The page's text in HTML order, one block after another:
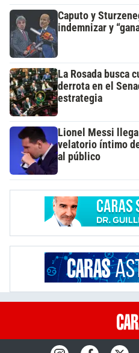
Caputo y
indemnizar y
La Rosada busca
derrota en el
estrategia
Lionel Messi
velatorio íntimo
al público